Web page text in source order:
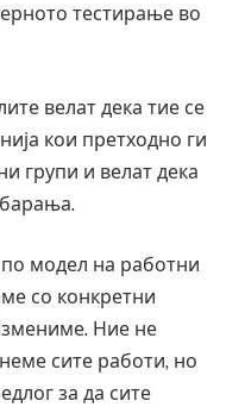
тестирање во
велат дека тие се
кои претходно ги
групи и велат дека
модел на работни
со конкретни
Ние не
сите работи, но
за да сите